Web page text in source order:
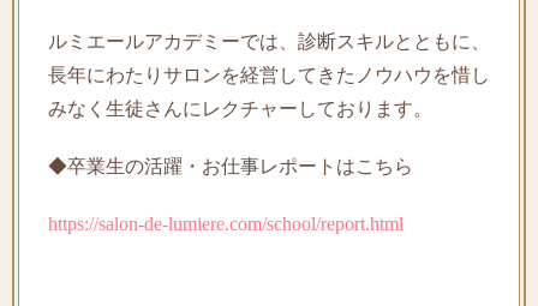
ルミエールアカデミーでは、診断スキルとともに、
長年にわたりサロンを経営してきたノウハウを惜し
みなく生徒さんにレクチャーしております。
◆卒業生の活躍・お仕事レポートはこちら
https://salon-de-lumiere.com/school/report.html